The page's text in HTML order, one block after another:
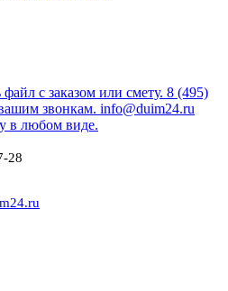
файл с заказом или смету. 8 (495)
звонкам. info@duim24.ru
в любом виде.
28